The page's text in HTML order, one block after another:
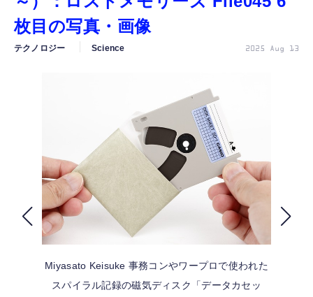
ゲーム
公式ストア
FOLLOW US
枚目の写真・画像
テクノロジー Science 2025 Aug 13
Miyasato Keisuke 事務コンやワープロで使われた
スパイラル記録の磁気ディスク「データカセッ